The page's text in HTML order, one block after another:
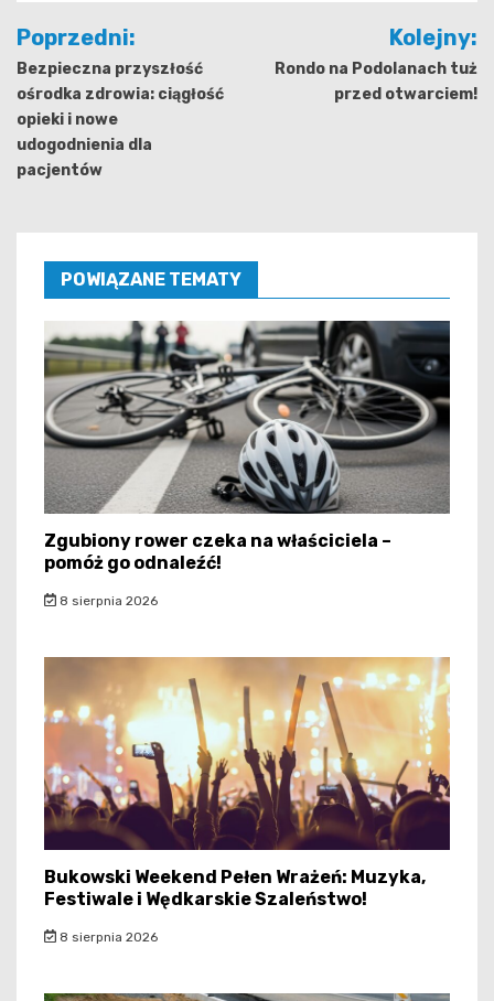
Nawigacja
wpisu
Poprzedni:
Bezpieczna przyszłość
ośrodka zdrowia: ciągłość
opieki i nowe
udogodnienia dla
pacjentów
Kolejny:
Rondo na Podolanach tuż
przed otwarciem!
POWIĄZANE TEMATY
Zgubiony rower czeka na właściciela –
pomóż go odnaleźć!
8 sierpnia 2026
Bukowski Weekend Pełen Wrażeń: Muzyka,
Festiwale i Wędkarskie Szaleństwo!
8 sierpnia 2026